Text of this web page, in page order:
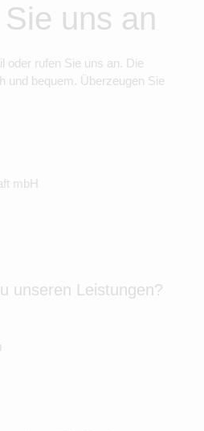
uns an
oder rufen Sie uns an. Die
und bequem. Überzeugen Sie
mbH
unseren Leistungen?